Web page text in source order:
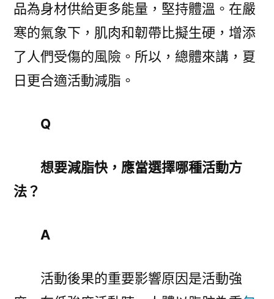
品為身材供給更多能量，堅持體溫。在嚴
寒的氣象下，肌肉和韌帶比擬生硬，增添
了人們受傷的風險。所以，總體來講，夏
日更合適活動減脂。
Q
想要減脂快，應當選擇哪種活動方
法？
A
活動後果的重要影響原因是活動強